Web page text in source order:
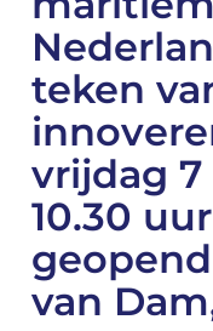
teken
vrijdag
10.30
van